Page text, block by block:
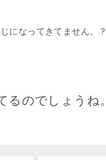
になってきてません。？
るのでしょうね。